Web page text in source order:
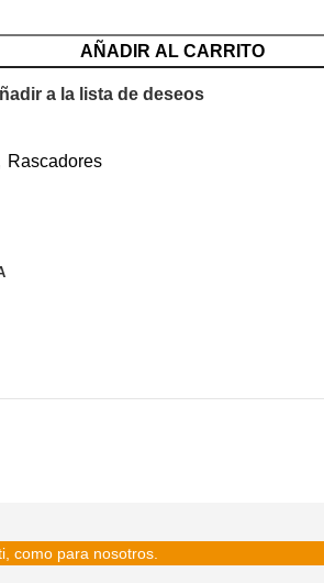
AÑADIR AL CARRITO
a la lista de deseos
Rascadores
como para nosotros.